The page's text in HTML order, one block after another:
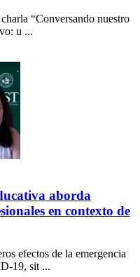
“Conversando nuestro
u ...
aborda
en contexto de
efectos de la emergencia
19, sit ...